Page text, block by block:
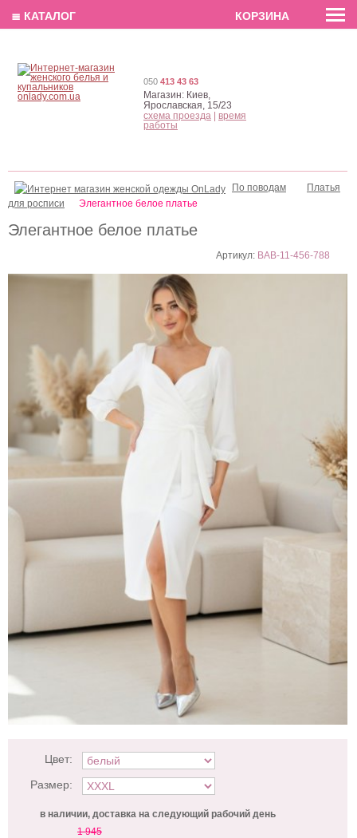
EN РУС
Элегантное белое платье
Артикул: BAB-11-456-788
Цвет:
Размер:
в наличии, доставка на следующий рабочий день
1 945
По поводам
Платья
для росписи
Элегантное белое платье
050 413 43 63
Магазин: Киев,
Ярославская, 15/23
схема проезда
время
работы
≣ КАТАЛОГ КОРЗИНА